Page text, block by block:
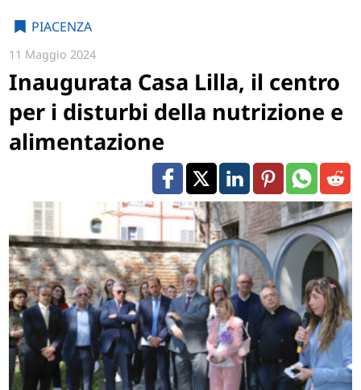
PIACENZA
11 Maggio 2024
Inaugurata Casa Lilla, il centro
per i disturbi della nutrizione e
alimentazione